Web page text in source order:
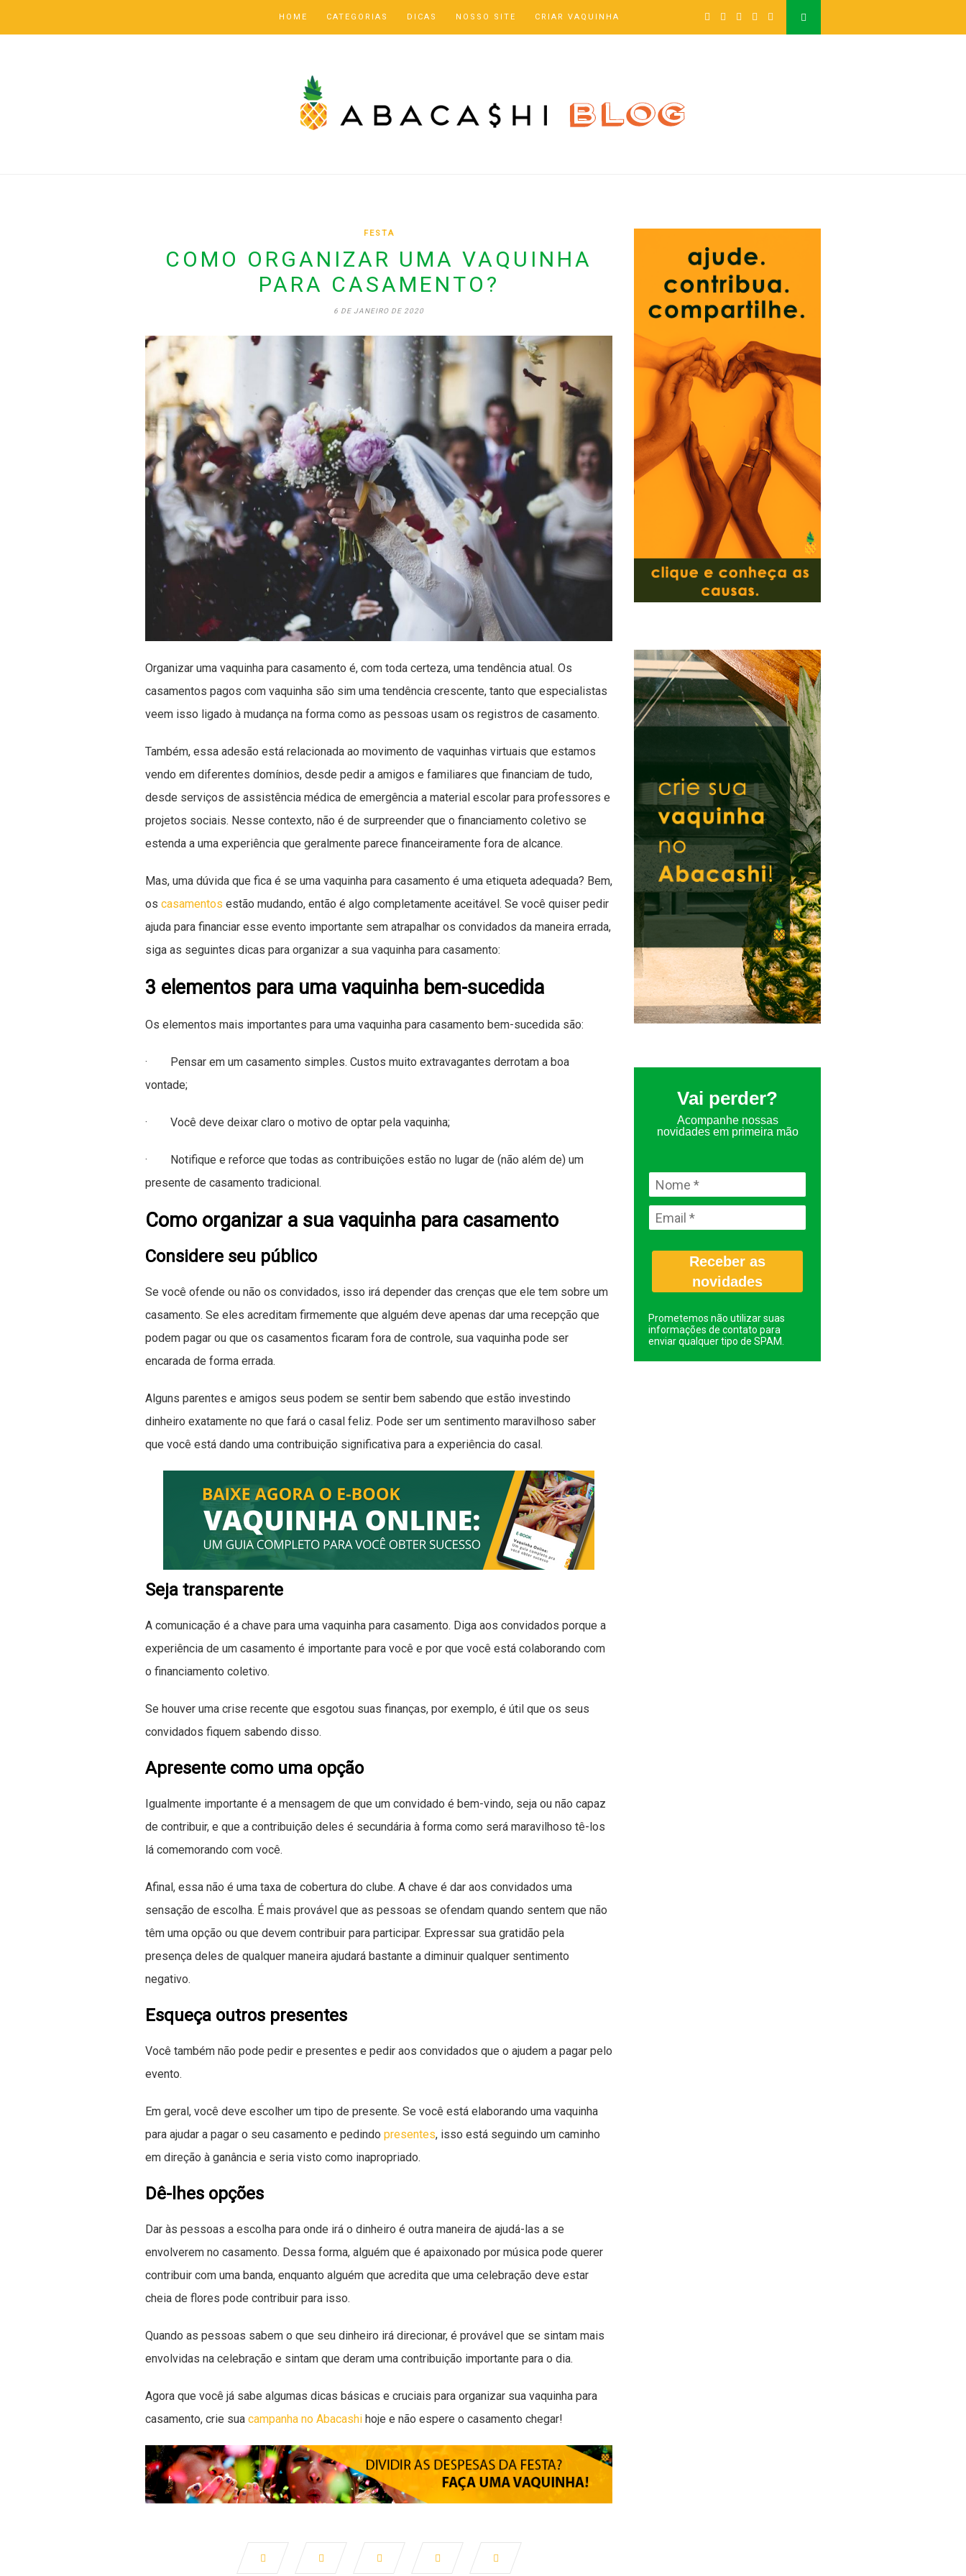
HOME CATEGORIAS DICAS NOSSO SITE CRIAR VAQUINHA
FESTA
COMO ORGANIZAR UMA VAQUINHA
PARA CASAMENTO?
6 DE JANEIRO DE 2020
Organizar uma vaquinha para casamento é, com toda certeza, uma tendência atual. Os
casamentos pagos com vaquinha são sim uma tendência crescente, tanto que especialistas
veem isso ligado à mudança na forma como as pessoas usam os registros de casamento.
Também, essa adesão está relacionada ao movimento de vaquinhas virtuais que estamos
vendo em diferentes domínios, desde pedir a amigos e familiares que financiam de tudo,
desde serviços de assistência médica de emergência a material escolar para professores e
projetos sociais. Nesse contexto, não é de surpreender que o financiamento coletivo se
estenda a uma experiência que geralmente parece financeiramente fora de alcance.
Mas, uma dúvida que fica é se uma vaquinha para casamento é uma etiqueta adequada? Bem,
os casamentos estão mudando, então é algo completamente aceitável. Se você quiser pedir
ajuda para financiar esse evento importante sem atrapalhar os convidados da maneira errada,
siga as seguintes dicas para organizar a sua vaquinha para casamento:
3 elementos para uma vaquinha bem-sucedida
Os elementos mais importantes para uma vaquinha para casamento bem-sucedida são:
· Pensar em um casamento simples. Custos muito extravagantes derrotam a boa
vontade;
· Você deve deixar claro o motivo de optar pela vaquinha;
· Notifique e reforce que todas as contribuições estão no lugar de (não além de) um
presente de casamento tradicional.
Como organizar a sua vaquinha para casamento
Considere seu público
Se você ofende ou não os convidados, isso irá depender das crenças que ele tem sobre um
casamento. Se eles acreditam firmemente que alguém deve apenas dar uma recepção que
podem pagar ou que os casamentos ficaram fora de controle, sua vaquinha pode ser
encarada de forma errada.
Alguns parentes e amigos seus podem se sentir bem sabendo que estão investindo
dinheiro exatamente no que fará o casal feliz. Pode ser um sentimento maravilhoso saber
que você está dando uma contribuição significativa para a experiência do casal.
Seja transparente
A comunicação é a chave para uma vaquinha para casamento. Diga aos convidados porque a
experiência de um casamento é importante para você e por que você está colaborando com
o financiamento coletivo.
Se houver uma crise recente que esgotou suas finanças, por exemplo, é útil que os seus
convidados fiquem sabendo disso.
Apresente como uma opção
Igualmente importante é a mensagem de que um convidado é bem-vindo, seja ou não capaz
de contribuir, e que a contribuição deles é secundária à forma como será maravilhoso tê-los
lá comemorando com você.
Afinal, essa não é uma taxa de cobertura do clube. A chave é dar aos convidados uma
sensação de escolha. É mais provável que as pessoas se ofendam quando sentem que não
têm uma opção ou que devem contribuir para participar. Expressar sua gratidão pela
presença deles de qualquer maneira ajudará bastante a diminuir qualquer sentimento
negativo.
Esqueça outros presentes
Você também não pode pedir e presentes e pedir aos convidados que o ajudem a pagar pelo
evento.
Em geral, você deve escolher um tipo de presente. Se você está elaborando uma vaquinha
para ajudar a pagar o seu casamento e pedindo presentes, isso está seguindo um caminho
em direção à ganância e seria visto como inapropriado.
Dê-lhes opções
Dar às pessoas a escolha para onde irá o dinheiro é outra maneira de ajudá-las a se
envolverem no casamento. Dessa forma, alguém que é apaixonado por música pode querer
contribuir com uma banda, enquanto alguém que acredita que uma celebração deve estar
cheia de flores pode contribuir para isso.
Quando as pessoas sabem o que seu dinheiro irá direcionar, é provável que se sintam mais
envolvidas na celebração e sintam que deram uma contribuição importante para o dia.
Agora que você já sabe algumas dicas básicas e cruciais para organizar sua vaquinha para
casamento, crie sua campanha no Abacashi hoje e não espere o casamento chegar!
Vai perder?
Acompanhe nossas
novidades em primeira mão
Receber as
novidades
Prometemos não utilizar suas
informações de contato para
enviar qualquer tipo de SPAM.